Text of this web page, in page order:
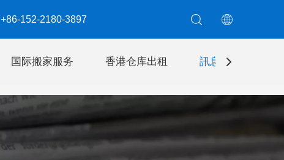
+86-152-2180-3897​​​​​​​
国际搬家服务 香港仓库出租 訊息